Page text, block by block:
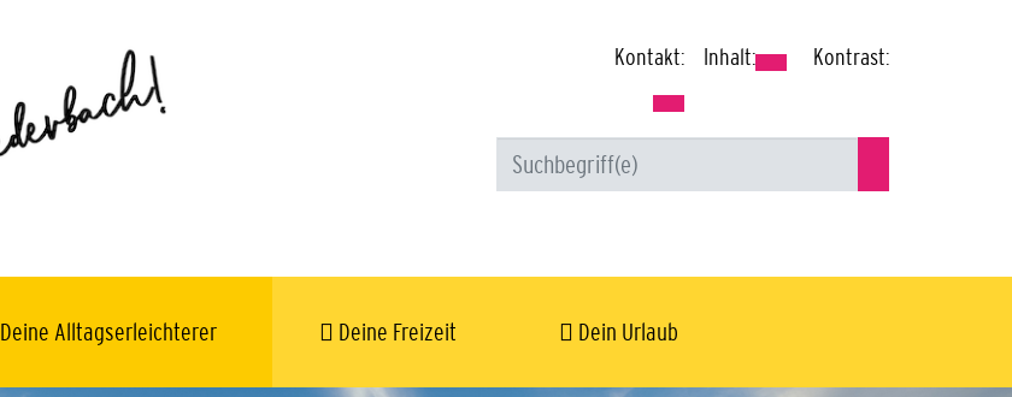
Kontakt: Inhalt: Kontrast:
Deine Alltagserleichterer Deine Freizeit Dein Urlaub